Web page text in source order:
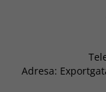
Adresa: